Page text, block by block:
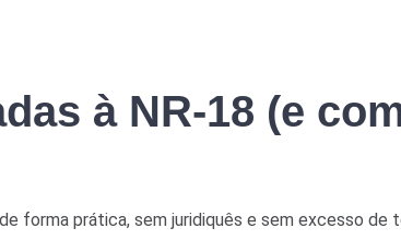
à NR-18 (e
forma prática, sem juridiquês e sem excesso de